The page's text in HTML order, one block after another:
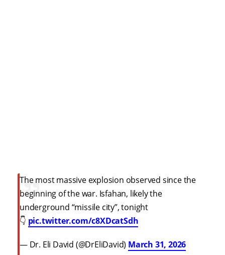
The most massive explosion observed since the
beginning of the war. Isfahan, likely the
underground “missile city”, tonight
👇 pic.twitter.com/c8XDcatSdh
— Dr. Eli David (@DrEliDavid) March 31, 2026